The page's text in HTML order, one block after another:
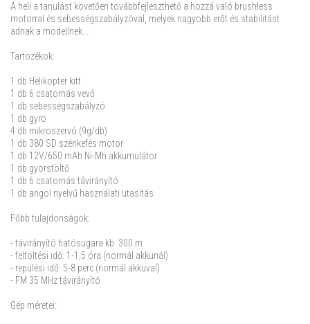
A heli a tanulást követően továbbfejleszthető a hozzá való brushless
motorral és sebességszabályzóval, melyek nagyobb erőt és stabilitást
adnak a modellnek...
Tartozékok:
1 db Helikopter kitt
1 db 6 csatornás vevő
1 db sebességszabályzó
1 db gyro
4 db mikroszervó (9g/db)
1 db 380 SD szénkefés motor
1 db 12V/650 mAh Ni-Mh akkumulátor
1 db gyorstöltő
1 db 6 csatornás távirányító
1 db angol nyelvű használati utasítás
Főbb tulajdonságok:
- távirányító hatósugara kb. 300 m
- feltöltési idő: 1-1,5 óra (normál akkunál)
- repülési idő: 5-8 perc (normál akkuval)
- FM 35 MHz távirányító
Gép méretei: